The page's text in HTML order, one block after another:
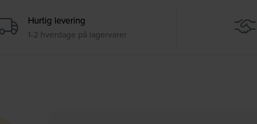
Hurtig levering
1-2 hverdage på lagervarer